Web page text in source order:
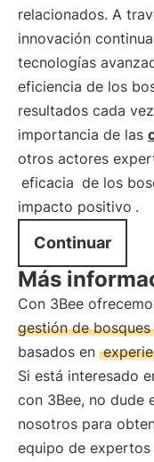
relacionados. A
innovación
tecnologías
eficiencia de los
resultados cada
importancia de las
otros actores
eficacia de los
impacto positivo .
Continuar
Más
Con 3Bee
gestión de
basados en
Si está interesado
con 3Bee, no dude
nosotros para
equipo de